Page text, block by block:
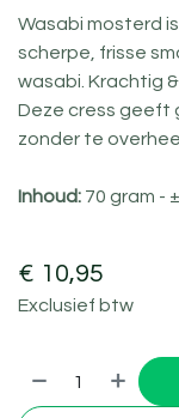
Wasabi mosterd
scherpe, frisse
wasabi. Krachtig
Deze cress geeft
zonder te
Inhoud: 70 gram -
€ 10,95
Exclusief btw